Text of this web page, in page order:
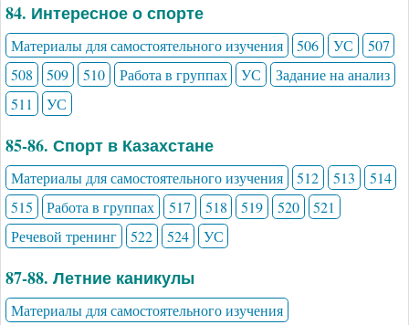
84. Интересное о спорте
Материалы для самостоятельного изучения 506 УС
507
508
509 510 Работа в группах УС
Задание на анализ
511
УС
85-86. Спорт в Казахстане
Материалы для самостоятельного изучения 512 513
514
515
Работа в группах 517 518 519 520
521
Речевой тренинг
522 524 УС
87-88. Летние каникулы
Материалы для самостоятельного изучения